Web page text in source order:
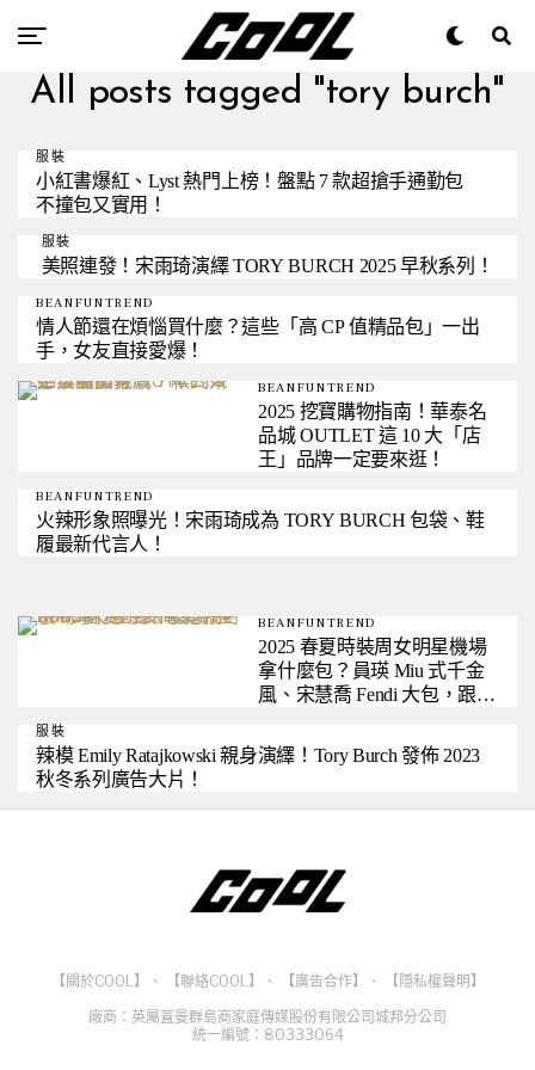
All posts tagged "tory burch"
服裝
小紅書爆紅、Lyst 熱門上榜！盤點 7 款超搶手通勤包
不撞包又實用！
服裝
美照連發！宋雨琦演繹 TORY BURCH 2025 早秋系列！
BEANFUNTREND
情人節還在煩惱買什麼？這些「高 CP 值精品包」一出
手，女友直接愛爆！
BEANFUNTREND
2025 挖寶購物指南！華泰名
品城 OUTLET 這 10 大「店
王」品牌一定要來逛！
BEANFUNTREND
火辣形象照曝光！宋雨琦成為 TORY BURCH 包袋、鞋
履最新代言人！
BEANFUNTREND
2025 春夏時裝周女明星機場
拿什麼包？員瑛 Miu 式千金
風、宋慧喬 Fendi 大包，跟著
服裝
辣模 Emily Ratajkowski 親身演繹！Tory Burch 發佈 2023
秋冬系列廣告大片！
【關於COOL】 、 【聯絡COOL】 、 【廣告合作】 、
【隱私權聲明】
廠商：英屬蓋曼群島商家庭傳媒股份有限公司城邦分公司
統一編號：80333064